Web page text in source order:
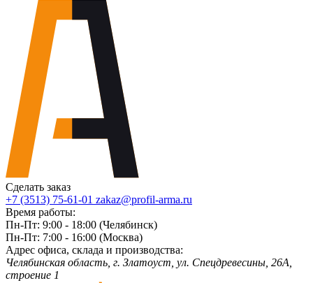
Сделать заказ
+7 (3513) 75-61-01 zakaz@profil-arma.ru
Время работы:
Пн-Пт: 9:00 - 18:00 (Челябинск)
Пн-Пт: 7:00 - 16:00 (Москва)
Адрес офиса, склада и производства:
Челябинская область, г. Злaтoycт, ул. Спецдревесины, 26А,
строение 1